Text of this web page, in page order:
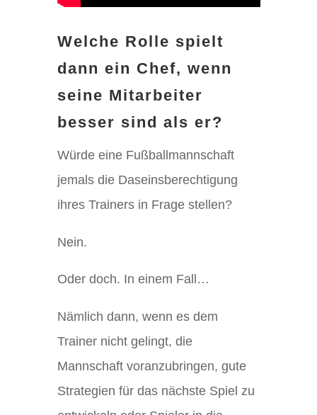
Welche Rolle spielt
dann ein Chef, wenn
seine Mitarbeiter
besser sind als er?
Würde eine Fußballmannschaft
jemals die Daseinsberechtigung
ihres Trainers in Frage stellen?
Nein.
Oder doch. In einem Fall…
Nämlich dann, wenn es dem
Trainer nicht gelingt, die
Mannschaft voranzubringen, gute
Strategien für das nächste Spiel zu